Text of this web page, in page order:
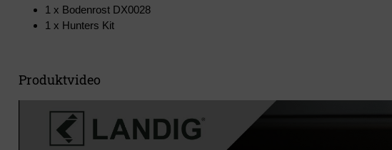
1 x Bodenrost DX0028
1 x Hunters Kit
Produktvideo